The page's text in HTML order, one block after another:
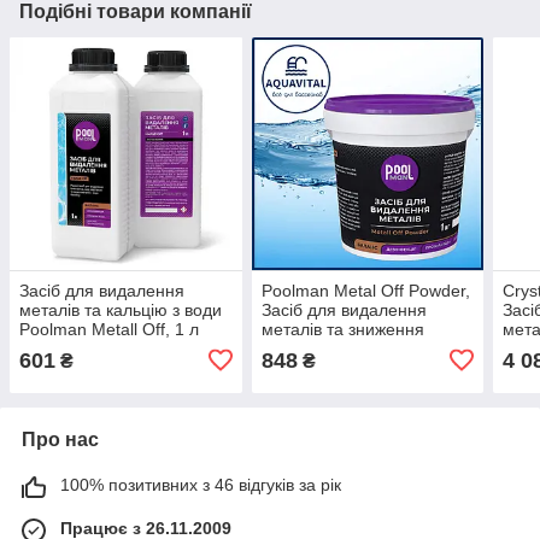
Подібні товари компанії
Засіб для видалення
металів та кальцію з води
Poolman Metall Off, 1 л
601 ₴
Poolman Metal Off Powder,
Засіб для видалення
металів та зниження
жорсткості води (банка 1
кг)
848₴
5 л)
4
Про нас
100% позитивних з 46 відгуків за рік
Працює з 26.11.2009